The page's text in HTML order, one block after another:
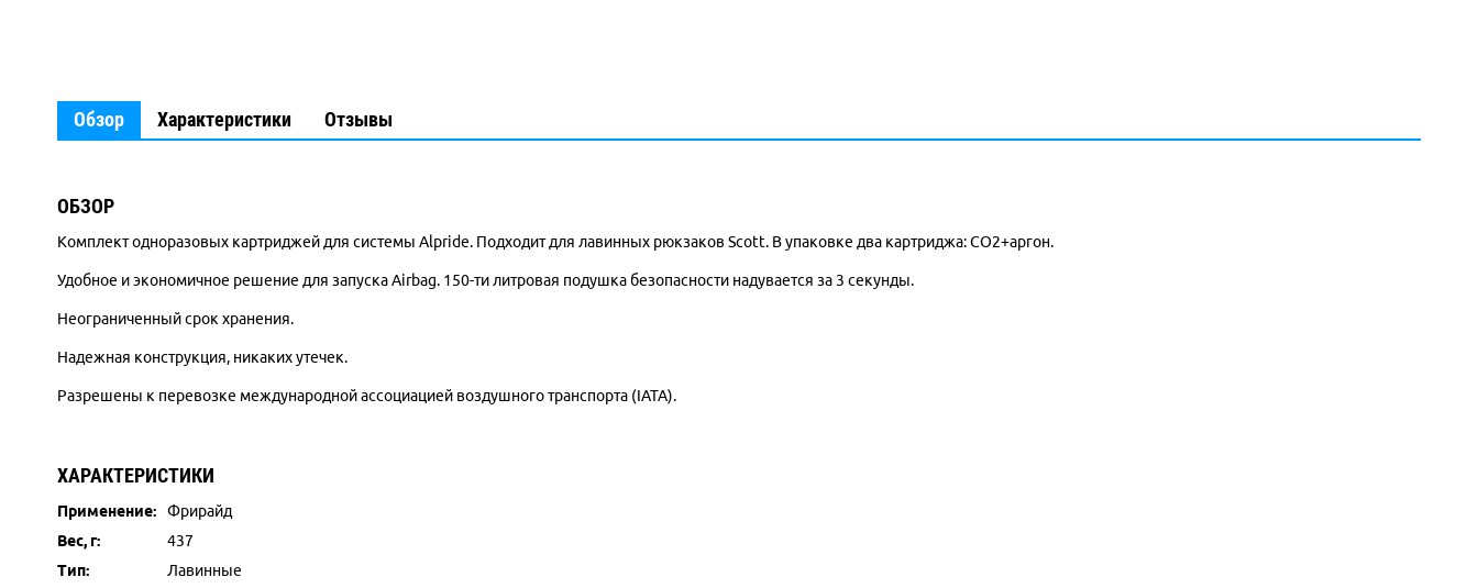
Обзор Характеристики Отзывы
ОБЗОР
Комплект одноразовых картриджей для системы Alpride. Подходит для лавинных рюкзаков Scott. В упаковке два картриджа: CO2+аргон.
Удобное и экономичное решение для запуска Airbag. 150-ти литровая подушка безопасности надувается за 3 секунды.
Неограниченный срок хранения.
Надежная конструкция, никаких утечек.
Разрешены к перевозке международной ассоциацией воздушного транспорта (IATA).
ХАРАКТЕРИСТИКИ
Применение:
Фрирайд
Вес, г:
437
Тип:
Лавинные